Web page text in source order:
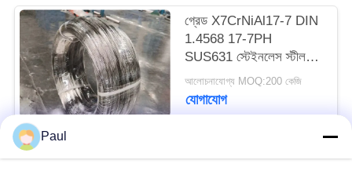
গ্রেড X7CrNiAl17-7 DIN
1.4568 17-7PH
SUS631 স্টেইনলেস স্টীল
স্প্রিং ওয়্যার
আলোচনাযোগ্য MOQ:200 কেজি
যোগাযোগ
Paul